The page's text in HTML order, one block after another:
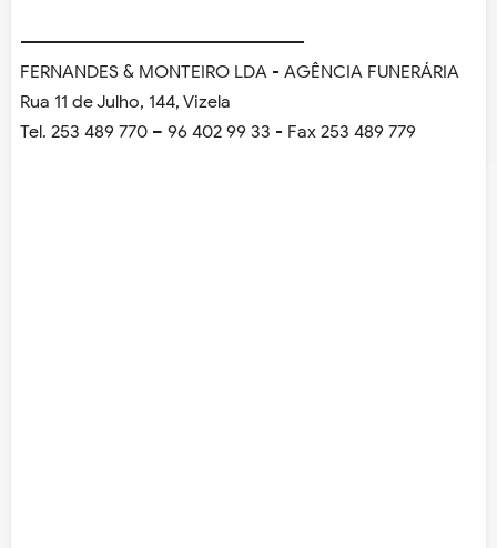
---------------------------------------------------
FERNANDES & MONTEIRO LDA - AGÊNCIA FUNERÁRIA
Rua 11 de Julho, 144, Vizela
Tel. 253 489 770 – 96 402 99 33 - Fax 253 489 779